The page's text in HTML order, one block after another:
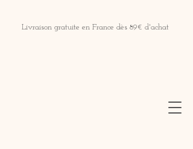
Livraison gratuite en France dès 89€ d'achat